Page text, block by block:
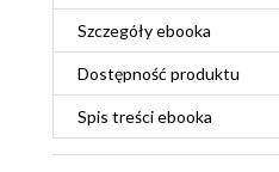
Szczegółyebooka
Dostępność produktu
Spis treściebooka